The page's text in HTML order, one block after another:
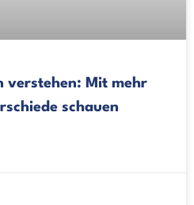
verstehen: Mit mehr
schauen